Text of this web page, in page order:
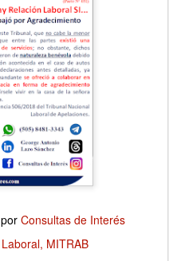
por Consultas de Interés
Laboral MITRAB